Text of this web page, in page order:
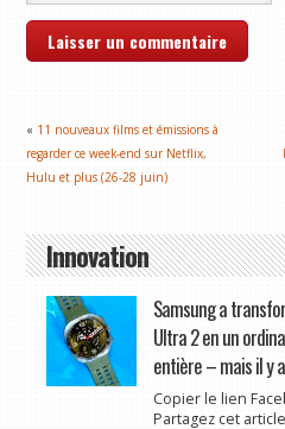
« 11 nouveaux films et émissions à
regarder ce week-end sur Netflix,
Hulu et plus (26-28 juin)
Innovation
Samsung a
Ultra 2 en un
entière – mais il y
Copier le lien
Partagez cet